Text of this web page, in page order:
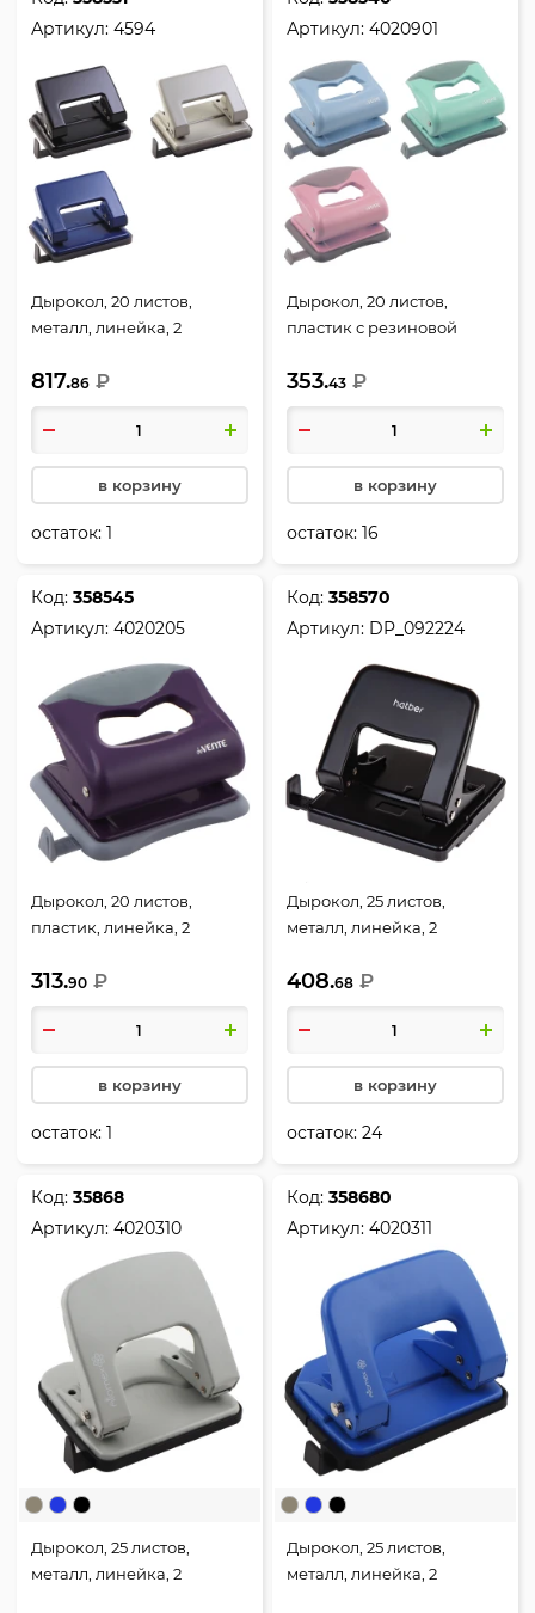
Артикул:4594
Дырокол, 20 листов,
металл, линейка, 2
ассорти 3 вида, Строгость,
Классика, Erich Krause,
4594
817.86 ₽
в корзину
остаток:1
Артикул:4020901
Дырокол, 20 листов,
пластик с резиновой
пробивных отверстия,
ассорти 3 вида, Пастель,
deVENTE, 4020901
353.43 ₽
в корзину
остаток:16
Код:358545
Артикул:4020205
Дырокол, 20 листов,
пластик, линейка, 2
цвет лаванда, Marandi,
deVENTE, 4020205
313.90 ₽
в корзину
остаток:1
Код:358570
Артикул: DP_092224
Дырокол, 25 листов,
металл, линейка, 2
цвет черный, Record,
Hatber, DP_092224
408.68 ₽
в корзину
остаток:24
Код:35868
Артикул:4020310
Дырокол, 25 листов,
металл, линейка, 2
Код:358680
Артикул:4020311
Дырокол, 25 листов,
металл, линейка, 2